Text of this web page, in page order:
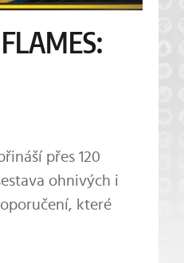
přes 120
ohnivých i
které